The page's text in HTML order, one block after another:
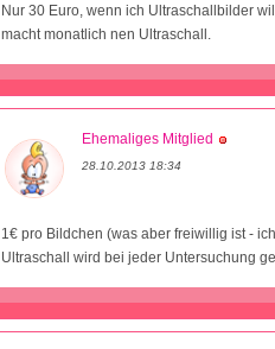
Nur 30 Euro, wenn ich Ultraschallbilder
macht monatlich nen Ultraschall.
Ehemaliges Mitglied
28.10.2013 18:34
1€ pro Bildchen (was aber freiwillig ist -
Ultraschall wird bei jeder Untersuchung